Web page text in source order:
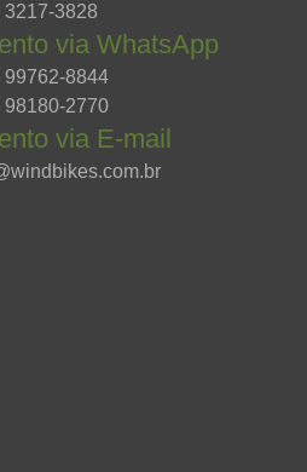
3217-3828
via WhatsApp
99762-8844
98180-2770
via E-mail